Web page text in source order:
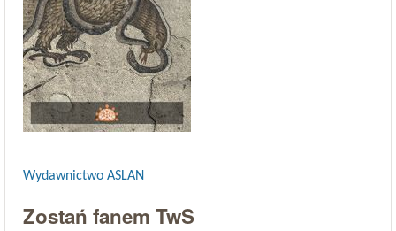
Wydawnictwo ASLAN
Zostań fanem TwS